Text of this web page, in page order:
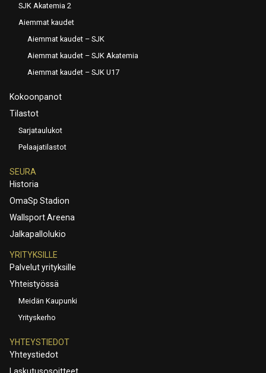
SJK Akatemia 2
Aiemmat kaudet
Aiemmat kaudet – SJK
Aiemmat kaudet – SJK Akatemia
Aiemmat kaudet – SJK U17
Kokoonpanot
Tilastot
Sarjataulukot
Pelaajatilastot
SEURA
Historia
OmaSp Stadion
Wallsport Areena
Jalkapallolukio
YRITYKSILLE
Palvelut yrityksille
Yhteistyössä
Meidän Kaupunki
Yrityskerho
YHTEYSTIEDOT
Yhteystiedot